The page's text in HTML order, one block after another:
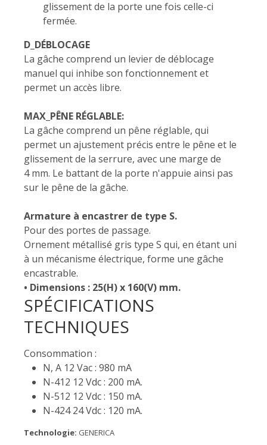
glissement de la porte une fois celle-ci
fermée.
D_DÉBLOCAGE
La gâche comprend un levier de déblocage
manuel qui inhibe son fonctionnement et
permet un accès libre.
MAX_PÊNE RÉGLABLE:
La gâche comprend un pêne réglable, qui
permet un ajustement précis entre le pêne et le
glissement de la serrure, avec une marge de
4 mm. Le battant de la porte n'appuie ainsi pas
sur le pêne de la gâche.
Armature à encastrer de type S.
Pour des portes de passage.
Ornement métallisé gris type S qui, en étant uni
à un mécanisme électrique, forme une gâche
encastrable.
• Dimensions : 25(H) x 160(V) mm.
SPÉCIFICATIONS
TECHNIQUES
Consommation :
N, A 12 Vac : 980 mA
N-412 12 Vdc : 200 mA.
N-512 12 Vdc : 150 mA.
N-424 24 Vdc : 120 mA.
Technologie: GENERICA